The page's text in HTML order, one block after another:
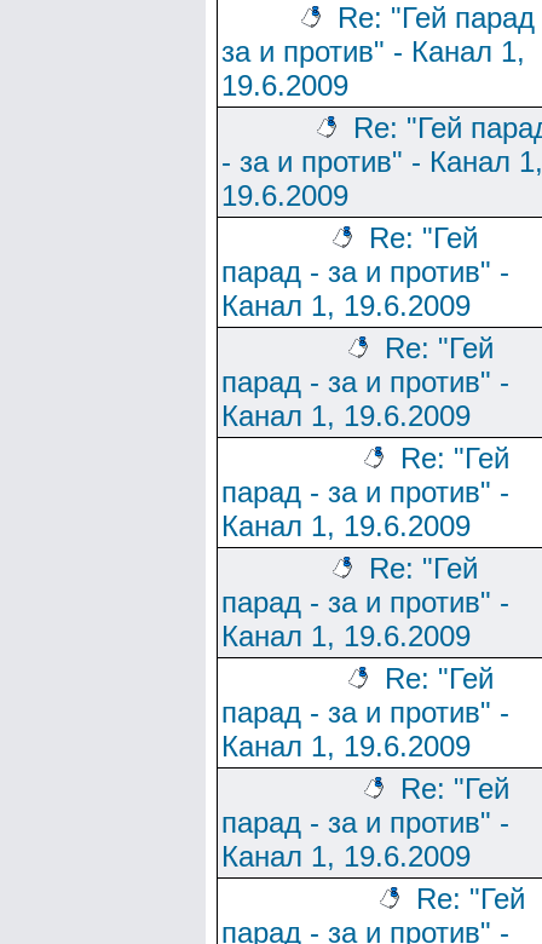
Re: "Гей парад
за и против" - Канал 1,
19.6.2009
Re: "Гей
- за и против" - Канал 1,
19.6.2009
Re: "Гей
парад - за и против" -
Канал 1, 19.6.2009
Re: "Гей
парад - за и против" -
Канал 1, 19.6.2009
Re: "Гей
парад - за и против" -
Канал 1, 19.6.2009
Re: "Гей
парад - за и против" -
Канал 1, 19.6.2009
Re: "Гей
парад - за и против" -
Канал 1, 19.6.2009
Re: "Гей
парад - за и против" -
Канал 1, 19.6.2009
Re: "Гей
парад - за и против" -